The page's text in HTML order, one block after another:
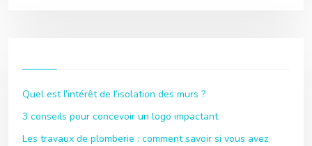
Quel est l’intérêt de l’isolation des murs ?
3 conseils pour concevoir un logo impactant
Les travaux de plomberie : comment savoir si vous avez